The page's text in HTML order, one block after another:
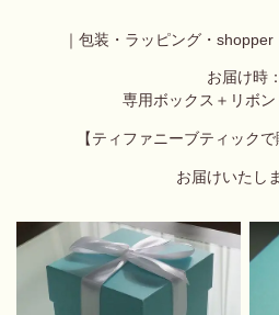
｜包装・ラッピング・shopper
お届け時：
専用ボックス＋リボ
【ティファニーブティック
お届けいたし